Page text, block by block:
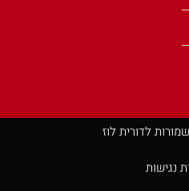
לדורית לוז
נגישות